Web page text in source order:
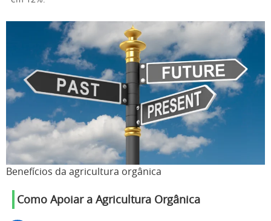
Benefícios da agricultura orgânica
Como Apoiar a Agricultura Orgânica